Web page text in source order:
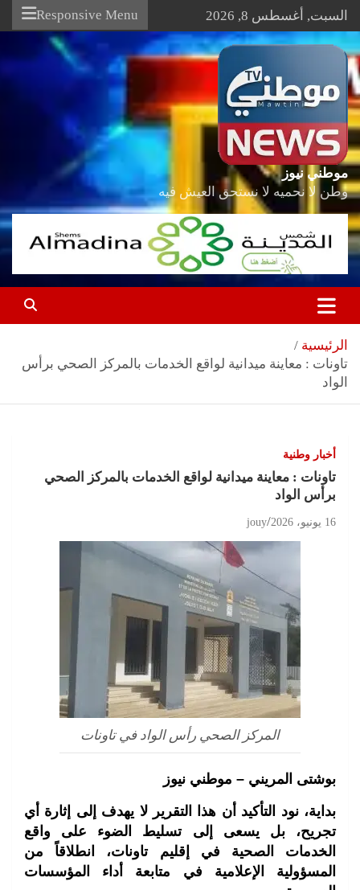
Skip
content
السبت, أغسطس 8, 2026 Responsive Menu
موطني نيوز
وطن لا نحميه لا نستحق العيش فيه
الرئيسية
تاونات : معاينة ميدانية لواقع الخدمات بالمركز الصحي برأس
الواد
أخبار وطنية
تاونات : معاينة ميدانية لواقع الخدمات بالمركز الصحي
برأس الواد
16 يونيو، 2026 jouy
المركز الصحي رأس الواد في تاونات
بوشتى المريني – موطني نيوز
بداية، نود التأكيد أن هذا التقرير لا يهدف إلى إثارة أي
تجريح، بل يسعى إلى تسليط الضوء على واقع
الخدمات الصحية في إقليم تاونات، انطلاقاً من
المسؤولية الإعلامية في متابعة أداء المؤسسات